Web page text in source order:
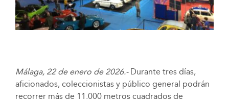
Málaga, 22 de enero de 2026.-Durante tres días,
aficionados, coleccionistas y público general podrán
recorrer más de 11.000 metros cuadrados de